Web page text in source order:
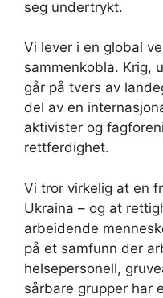
seg undertrykt.
Vi lever i en global
sammenkobla. Krig,
går på tvers av
del av en
aktivister og
rettferdighet.
Vi tror virkelig at en
Ukraina – og at
arbeidende
på et samfunn der
helsepersonell,
sårbare grupper har